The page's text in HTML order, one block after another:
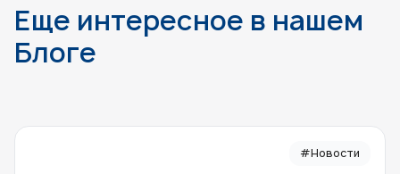
Еще интересное в нашем
Блоге
#Новости